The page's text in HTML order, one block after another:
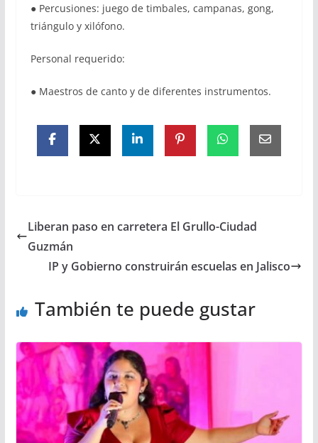
● Percusiones: juego de timbales, campanas, gong,
triángulo y xilófono.
Personal requerido:
● Maestros de canto y de diferentes instrumentos.
Liberan paso en carretera El Grullo-Ciudad
Guzmán
IP y Gobierno construirán escuelas en Jalisco
También te puede gustar